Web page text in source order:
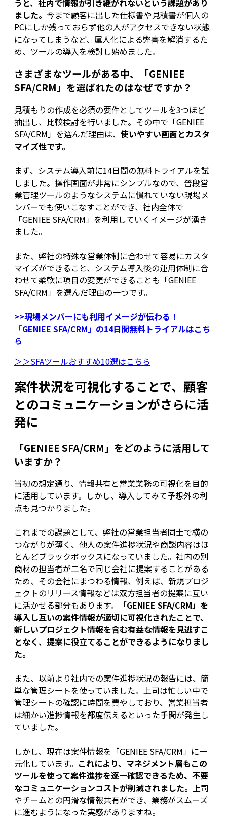
ました。 今まで顧客に出した仕様書や見積書が個人の
PCにしか残っておらず他の人がアクセスできない状態
になってしまうなど、属人化による弊害を解消するた
め、ツールの導入を検討し始めました。
さまざまなツールがある中、「GENIEE
SFA/CRM」を選ばれたのはなぜですか？
見積もりの作成を必須の要件としてツールを3つほど
抽出し、比較検討を行いました。その中で「GENIEE
SFA/CRM」を選んだ理由は、 使いやすい画面とカスタ
マイズ性です。
まず、システム導入前に14日間の無料トライアルを試
しました。操作画面が非常にシンプルなので、普段営
業管理ツールのようなシステムに慣れていない現場メ
ンバーでも使いこなすことができ、社内全体で
「GENIEE SFA/CRM」を利用していくイメージが湧き
ました。
また、弊社の特殊な営業体制に合わせて容易にカスタ
マイズができること、システム導入後の運用体制に合
わせて柔軟に項目の変更ができることも「GENIEE
SFA/CRM」を選んだ理由の一つです。
>>現場メンバーにも利用イメージが伝わる！
「GENIEE SFA/CRM」の14日間無料トライアルはこち
ら
＞＞SFAツールおすすめ10選はこちら
案件状況を可視化することで、顧客
とのコミュニケーションがさらに活
発に
「GENIEE SFA/CRM」をどのように活用して
いますか？
当初の想定通り、情報共有と営業業務の可視化を目的
に活用しています。しかし、導入してみて予想外の利
点も見つかりました。
これまでの課題として、弊社の営業担当者同士で横の
つながりが薄く、他人の案件進捗状況や商談内容はほ
とんどブラックボックスになっていました。社内の別
商材の担当者が二名で同じ会社に提案することがある
ため、その会社にまつわる情報、例えば、新規プロジ
ェクトのリリース情報などは双方担当者の提案に互い
に活かせる部分もあります。
「GENIEE SFA/CRM」を
導入し互いの案件情報が適切に可視化されたことで、
新しいプロジェクト情報を含む有益な情報を見逃すこ
となく、提案に役立てることができるようになりまし
た。
また、以前より社内での案件進捗状況の報告には、簡
単な管理シートを使っていました。上司は忙しい中で
管理シートの確認に時間を費やしており、営業担当者
は細かい進捗情報を都度伝えるといった手間が発生し
ていました。
しかし、現在は案件情報を「GENIEE SFA/CRM」に一
元化しています。 これにより、マネジメント層もこの
ツールを使って案件進捗を逐一確認できるため、不要
なコミュニケーションコストが削減されました。 上司
やチームとの円滑な情報共有ができ、業務がスムーズ
に進むようになった実感がありますね。